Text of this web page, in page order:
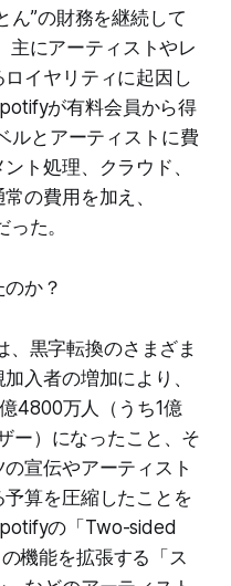
ん”の財務を継続して
主にアーティストやレ
イヤリティに起因し
が有料会員から得
ルとアーティストに費
ト処理、クラウド、
の費用を加え、
た。
か？
、黒字転換のさまざま
入者の増加により、
4800万人（うち1億
ー）になったこと、そ
宣伝やアーティスト
算を圧縮したことを
の「Two-sided
機能を拡張する「ス